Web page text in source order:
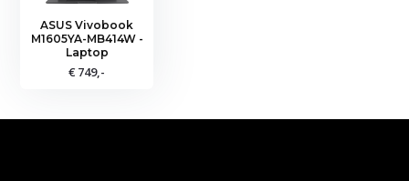
ASUS Vivobook
M1605YA-MB414W -
Laptop
€ 749,-